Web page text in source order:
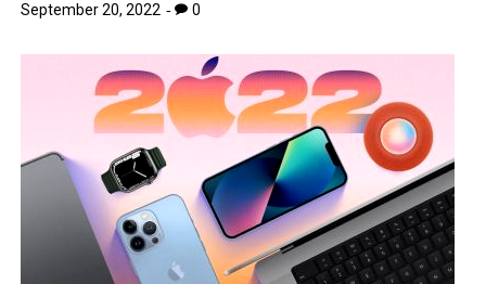
September 20, 2022 0